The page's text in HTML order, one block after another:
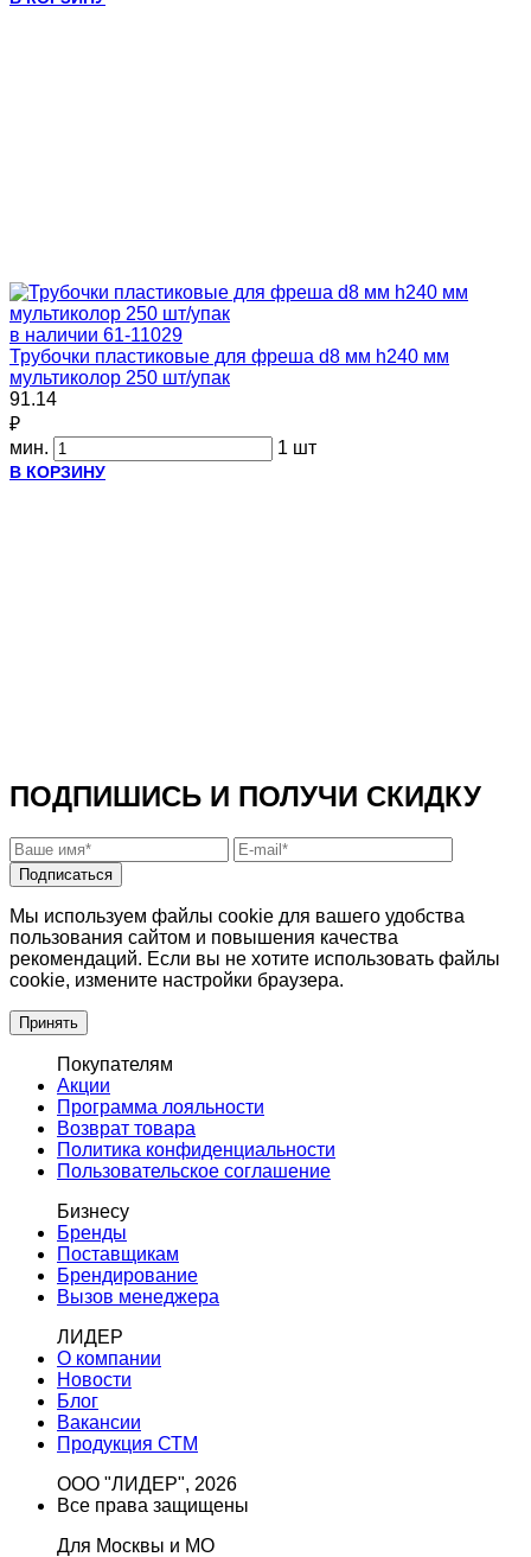
в наличии 61-11029
Трубочки пластиковые для фреша d8 мм h240 мм
мультиколор 250 шт/упак
91.14
₽
мин.
1 шт
В КОРЗИНУ
ПОДПИШИСЬ И ПОЛУЧИ СКИДКУ
Подписаться
Мы используем файлы cookie для вашего удобства
пользования сайтом и повышения качества
рекомендаций. Если вы не хотите использовать файлы
cookie, измените настройки браузера.
Принять
Покупателям
Акции
Программа лояльности
Возврат товара
Политика конфиденциальности
Пользовательское соглашение
Бизнесу
Бренды
Поставщикам
Брендирование
Вызов менеджера
ЛИДЕР
О компании
Новости
Блог
Вакансии
Продукция СТМ
ООО "ЛИДЕР", 2026
Все права защищены
Для Москвы и МО